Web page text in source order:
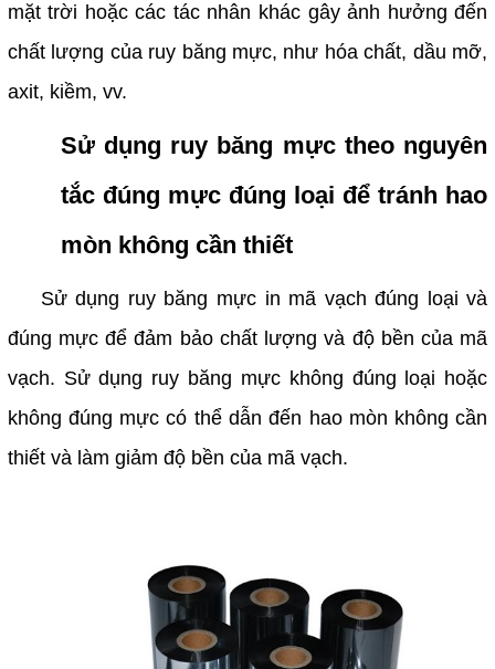
mặt trời hoặc các tác nhân khác gây ảnh hưởng đến
chất lượng của ruy băng mực, như hóa chất, dầu mỡ,
axit, kiềm, vv.
Sử dụng ruy băng mực theo nguyên
tắc đúng mực đúng loại để tránh hao
mòn không cần thiết
Sử dụng ruy băng mực in mã vạch đúng loại và
đúng mực để đảm bảo chất lượng và độ bền của mã
vạch. Sử dụng ruy băng mực không đúng loại hoặc
không đúng mực có thể dẫn đến hao mòn không cần
thiết và làm giảm độ bền của mã vạch.